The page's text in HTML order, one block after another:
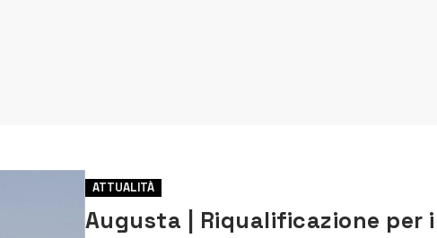
ATTUALITÀ
Augusta | Riqualificazione per i